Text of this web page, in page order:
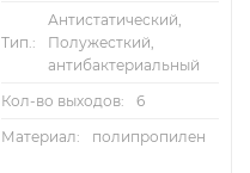
Тип.:
Антистатический,
Полужесткий,
антибактериальный
Кол-во выходов:
6
Материал:
полипропилен